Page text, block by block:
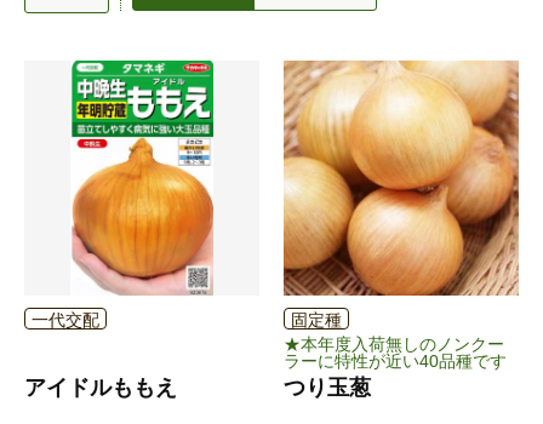
一代交配
アイドルももえ
固定種
★本年度入荷無しのノンクー
ラーに特性が近い40品種です
つり玉葱